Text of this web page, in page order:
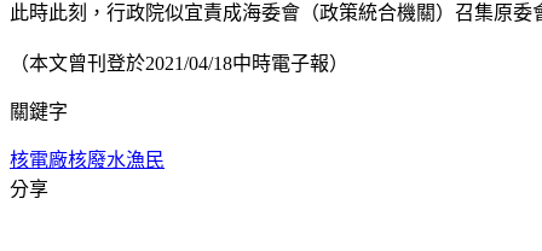
此時此刻，行政院似宜責成海委會（政策統合機關）召集原
（本文曾刊登於2021/04/18中時電子報）
關鍵字
核電廠核廢水漁民
分享